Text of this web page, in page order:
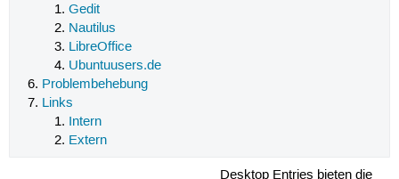
Gedit
Nautilus
LibreOffice
Ubuntuusers.de
Problembehebung
Links
Intern
Extern